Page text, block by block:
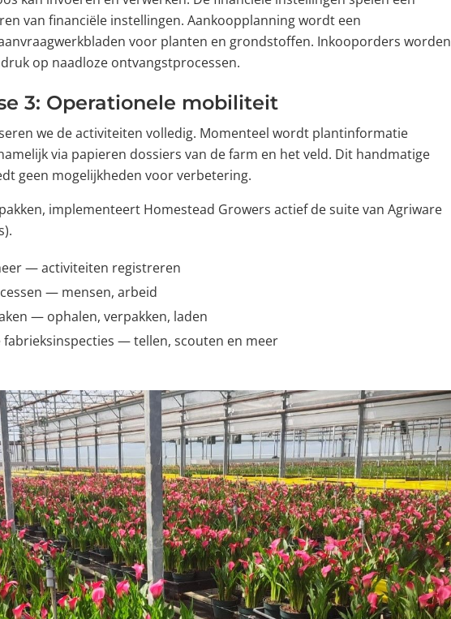
van financiële instellingen. Aankoopplanning wordt een
voor planten en grondstoffen. Inkooporders worden
op naadloze ontvangstprocessen.
3: Operationele mobiliteit
we de activiteiten volledig. Momenteel wordt plantinformatie
via papieren dossiers van de farm en het veld. Dit handmatige
geen mogelijkheden voor verbetering.
implementeert Homestead Growers actief de suite van Agriware
— activiteiten registreren
— mensen, arbeid
— ophalen, verpakken, laden
fabrieksinspecties — tellen, scouten en meer